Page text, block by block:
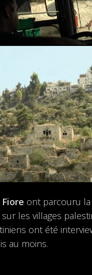
ont parcouru la
les villages
ont été
au moins.